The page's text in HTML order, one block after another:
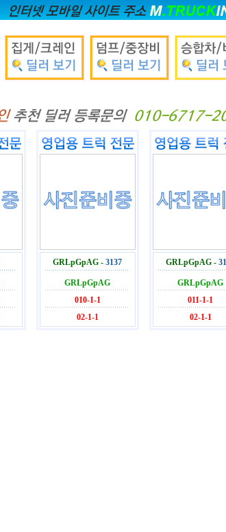
GRLpGpAG - 3137
GRLpGpAG
010-1-1
02-1-1
GRLpGpAG -
GRLpGpAG
011-1-1
02-1-1